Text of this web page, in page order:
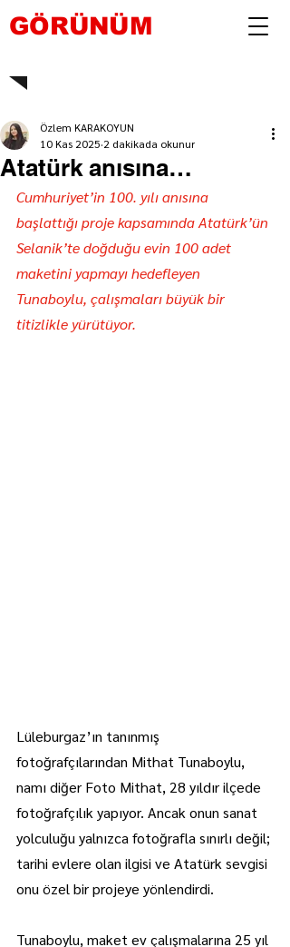
GÖRÜNÜM
Atatürk anısına…
Özlem KARAKOYUN
10 Kas 2025 2 dakikada okunur
Cumhuriyet’in 100. yılı anısına
başlattığı proje kapsamında Atatürk’ün
Selanik’te doğduğu evin 100 adet
maketini yapmayı hedefleyen
Tunaboylu, çalışmaları büyük bir
titizlikle yürütüyor.
Lüleburgaz’ın tanınmış
fotoğrafçılarından Mithat Tunaboylu,
namı diğer Foto Mithat, 28 yıldır ilçede
fotoğrafçılık yapıyor. Ancak onun sanat
yolculuğu yalnızca fotoğrafla sınırlı değil;
tarihi evlere olan ilgisi ve Atatürk sevgisi
onu özel bir projeye yönlendirdi.
Tunaboylu, maket ev çalışmalarına 25 yıl